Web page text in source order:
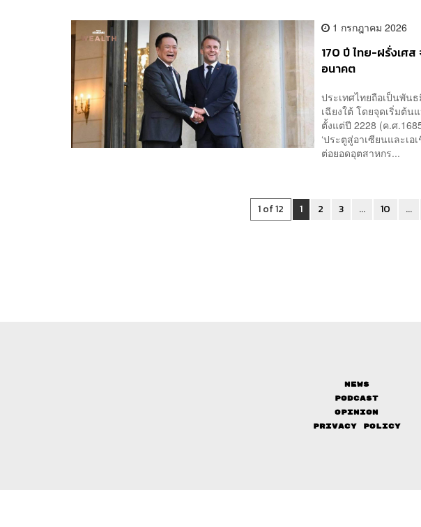
1 กรกฎาคม 2026
170 ปี ไทย-ฝรั่งเศ
อนาคต
ประเทศไทยถือเป็นพัน
เฉียงใต้ โดยจุดเริ่มต้
ตั้งแต่ปี 2228 (ค.ศ
‘ประตูสู่อาเซียนและเอ
ต่อยอดอุตสาหกร...
1 of 12 1 2 3 ... 10 ...
News
Podcast
Opinion
Privacy Policy